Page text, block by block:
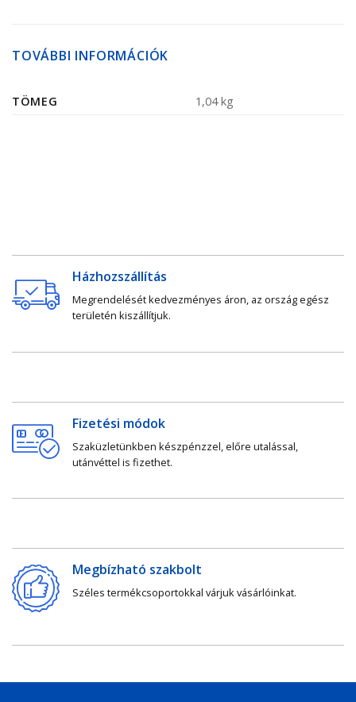
TOVÁBBI INFORMÁCIÓK
TÖMEG 1,04 kg
Házhozszállítás
Megrendelését kedvezményes áron, az ország egész
területén kiszállítjuk.
Fizetési módok
Szaküzletünkben készpénzzel, előre utalással,
utánvéttel is fizethet.
Megbízható szakbolt
Széles termékcsoportokkal várjuk vásárlóinkat.